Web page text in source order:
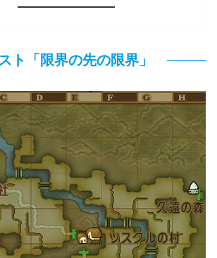
ト「限界の先の限界」